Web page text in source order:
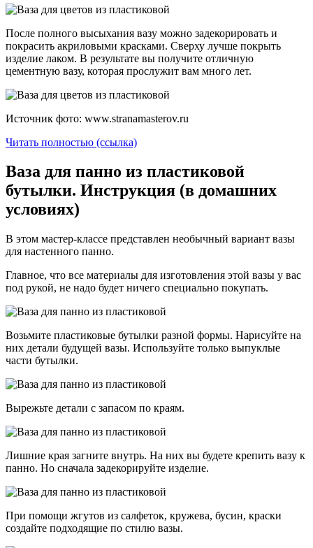
После полного высыхания вазу можно задекорировать и
покрасить акриловыми красками. Сверху лучше покрыть
изделие лаком. В результате вы получите отличную
цементную вазу, которая прослужит вам много лет.
Источник фото: www.stranamasterov.ru
Читать полностью (ссылка)
Ваза для панно из пластиковой
бутылки. Инструкция (в домашних
условиях)
В этом мастер-классе представлен необычный вариант вазы
для настенного панно.
Главное, что все материалы для изготовления этой вазы у вас
под рукой, не надо будет ничего специально покупать.
Возьмите пластиковые бутылки разной формы. Нарисуйте на
них детали будущей вазы. Используйте только выпуклые
части бутылки.
Вырежьте детали с запасом по краям.
Лишние края загните внутрь. На них вы будете крепить вазу к
панно. Но сначала задекорируйте изделие.
При помощи жгутов из салфеток, кружева, бусин, краски
создайте подходящие по стилю вазы.